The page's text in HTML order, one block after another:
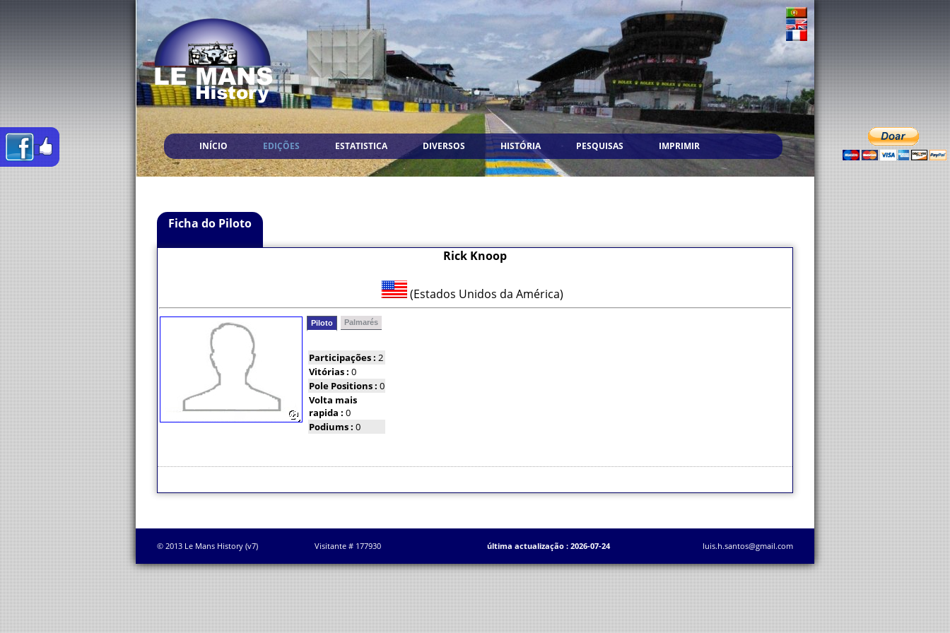
INÍCIO EDIÇÕES ESTATISTICA DIVERSOS HISTÓRIA PESQUISAS IMPRIMIR
Ficha do Piloto
Rick Knoop
(Estados Unidos da América)
Piloto Palmarés
Participações : 2
Vitórias : 0
Pole Positions : 0
Volta mais
rapida : 0
Podiums : 0
© 2013 Le Mans History (v7) Visitante # 177930 última actualização : 2026-07-24 luis.h.santos@gmail.com